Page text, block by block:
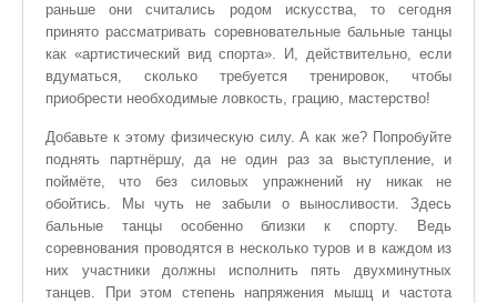
раньше они считались родом искусства, то сегодня
принято рассматривать соревновательные бальные танцы
как «артистический вид спорта». И, действительно, если
вдуматься, сколько требуется тренировок, чтобы
приобрести необходимые ловкость, грацию, мастерство!
Добавьте к этому физическую силу. А как же? Попробуйте
поднять партнёршу, да не один раз за выступление, и
поймёте, что без силовых упражнений ну никак не
обойтись. Мы чуть не забыли о выносливости. Здесь
бальные танцы особенно близки к спорту. Ведь
соревнования проводятся в несколько туров и в каждом из
них участники должны исполнить пять двухминутных
танцев. При этом степень напряжения мышц и частота